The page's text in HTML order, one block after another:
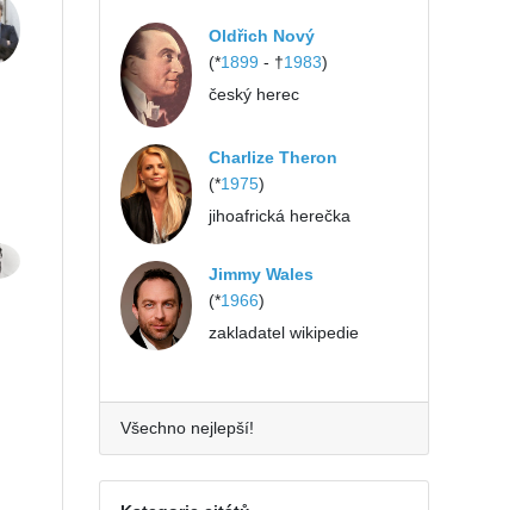
Oldřich Nový
(*1899 - †1983)
český herec
Charlize Theron
(*1975)
jihoafrická herečka
Jimmy Wales
(*1966)
zakladatel wikipedie
Všechno nejlepší!